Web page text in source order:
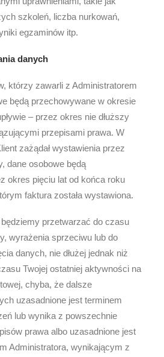
szkoleń, liczba nurkowań,
egzaminów itp.
danych
którzy zawarli z Administratorem
będą przechowywane w okresie
– przez okres nie dłuższy
przepisami prawa. W
zażądał wystawienia przez
dane osobowe będą
okres pięciu lat od końca roku
faktura została wystawiona.
przetwarzać do czasu
wyrażenia sprzeciwu lub do
danych, nie dłużej jednak niż
Twojej ostatniej aktywności na
chyba, że dalsze
uzasadnione jest terminem
lub wynika z powszechnie
prawa albo uzasadnione jest
Administratora, wynikającym z